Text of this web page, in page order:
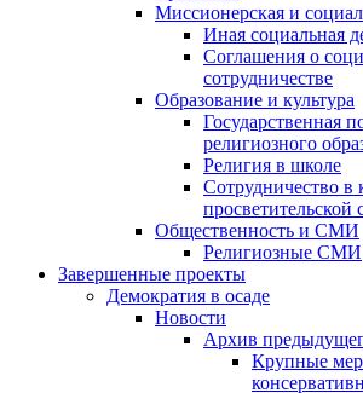
Миссионерская и
Иная социальная
Соглашения о
сотрудничестве
Образование и культура
Государственная
религиозного
Религия в школе
Сотрудничество в
просветительской
Общественность и СМИ
Религиозные СМИ
Завершенные проекты
Демократия в осаде
Новости
Архив
Крупные